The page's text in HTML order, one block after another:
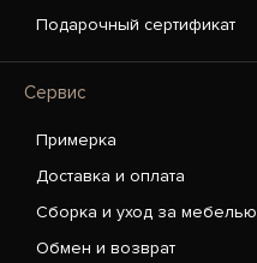
Подарочный сертификат
Сервис
Примерка
Доставка и оплата
Сборка и уход за мебелью
Обмен и возврат